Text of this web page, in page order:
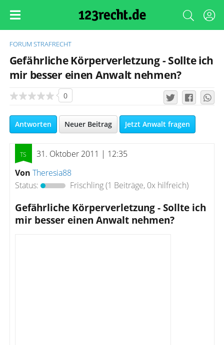
FORUM STRAFRECHT
Gefährliche Körperverletzung - Sollte ich
mir besser einen Anwalt nehmen?
0
Antworten Neuer Beitrag Jetzt Anwalt fragen
31. Oktober 2011 | 12:35
Von Theresia88
Status:
Frischling(1 Beiträge, 0x hilfreich)
Gefährliche Körperverletzung - Sollte ich
mir besser einen Anwalt nehmen?